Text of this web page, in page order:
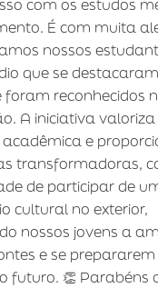
com os estudos
É com muita
nossos
que se
foram reconhecidos
A iniciativa
acadêmica e
transformadoras,
de participar de
cultural no exterior,
nossos jovens a
e se
futuro. 👏 Parabéns